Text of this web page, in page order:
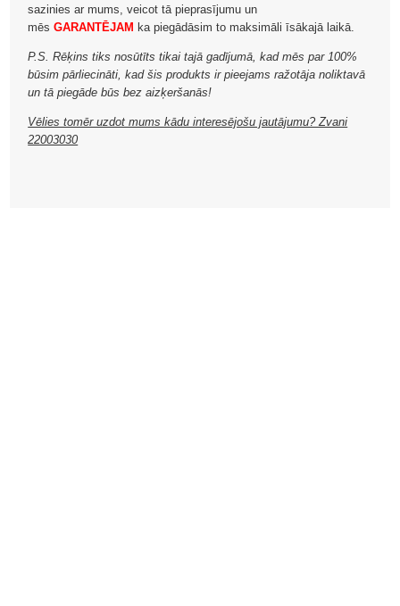
sazinies ar mums, veicot tā pieprasījumu un
mēsGARANTĒJAM ka piegādāsim to maksimāli īsākajā laikā.
P.S. Rēķins tiks nosūtīts tikai tajā gadījumā, kad mēs par 100%
būsim pārliecināti, kad šis produkts ir pieejams ražotāja noliktavā
un tā piegāde būs bez aizķeršanās!
Vēlies tomēr uzdot mums kādu interesējošu jautājumu? Zvani
22003030